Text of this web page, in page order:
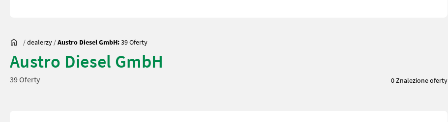
/dealerzy /Austro Diesel GmbH:39 Oferty
Austro Diesel GmbH
39 Oferty 0 Znalezione oferty